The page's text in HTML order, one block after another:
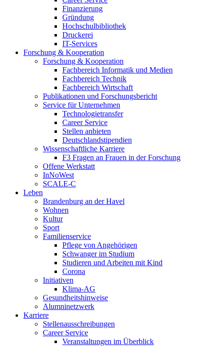
Finanzierung
Gründung
Hochschulbibliothek
Druckerei
IT-Services
Forschung & Kooperation
Forschung & Kooperation
Fachbereich Informatik und Medien
Fachbereich Technik
Fachbereich Wirtschaft
Publikationen und Forschungsbericht
Service für Unternehmen
Technologietransfer
Career Service
Stellen anbieten
Deutschlandstipendien
Wissenschaftliche Karriere
F3 Fragen an Frauen in der Forschung
Offene Werkstatt
InNoWest
SCALE-C
Leben
Brandenburg an der Havel
Wohnen
Kultur
Sport
Familienservice
Pflege von Angehörigen
Schwanger im Studium
Studieren und Arbeiten mit Kind
Corona
Initiativen
Klima-AG
Gesundheitshinweise
Alumninetzwerk
Karriere
Stellenausschreibungen
Career Service
Veranstaltungen im Überblick